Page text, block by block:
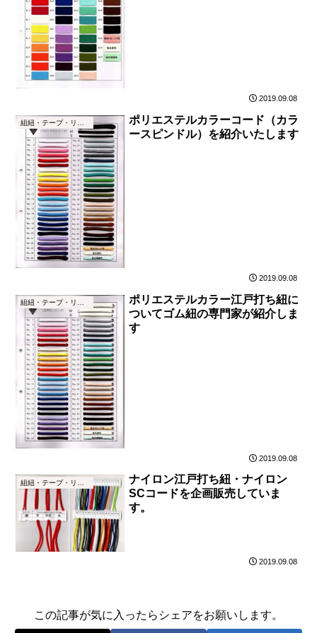
2019.09.08
ポリエステルカラーコード（カラ
ースピンドル）を紹介いたします
2019.09.08
組紐・テープ・リボン
ポリエステルカラー江戸打ち紐に
ついてゴム紐の専門家が紹介しま
す
2019.09.08
ナイロン江戸打ち紐・ナイロン
SCコードを企画販売していま
す。
2019.09.08
この記事が気に入ったらシェアをお願いします。